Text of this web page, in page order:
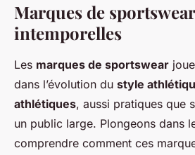
Les 10 Meilleures
Sportswear Chic à
Manquer
Éva • 25 avril 2025 • 4 min de lecture
Marques de sportswear
intemporelles
Les marques de sportswear
dans l’évolution du style
athlétiques, aussi pratiques que
un public large. Plongeons dans
comprendre comment ces